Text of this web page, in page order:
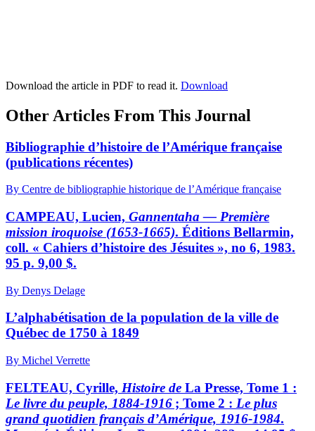
Download the article in PDF to read it. Download
Other Articles From This Journal
Bibliographie d’histoire de l’Amérique française
(publications récentes)
By Centre de bibliographie historique de l’Amérique française
CAMPEAU, Lucien, Gannentaha — Première
mission iroquoise (1653-1665). Éditions Bellarmin,
coll. « Cahiers d’histoire des Jésuites », no 6, 1983.
95 p. 9,00 $.
By Denys Delage
L’alphabétisation de la population de la ville de
Québec de 1750 à 1849
By Michel Verrette
FELTEAU, Cyrille, Histoire de La Presse, Tome 1 :
Le livre du peuple, 1884-1916 ; Tome 2 : Le plus
grand quotidien français d’Amérique, 1916-1984.